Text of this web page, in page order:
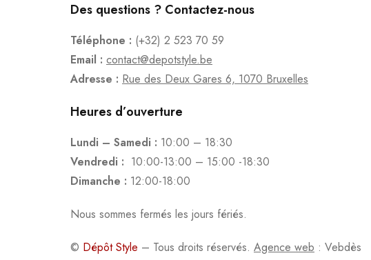
Des questions ? Contactez-nous
Téléphone : (+32) 2 523 70 59
Email : contact@depotstyle.be
Adresse : Rue des Deux Gares 6, 1070 Bruxelles
Heures d’ouverture
Lundi – Samedi : 10:00 – 18:30
Vendredi : 10:00-13:00 – 15:00 -18:30
Dimanche : 12:00-18:00
Nous sommes fermés les jours fériés.
© Dépôt Style – Tous droits réservés. Agence web : Vebdès